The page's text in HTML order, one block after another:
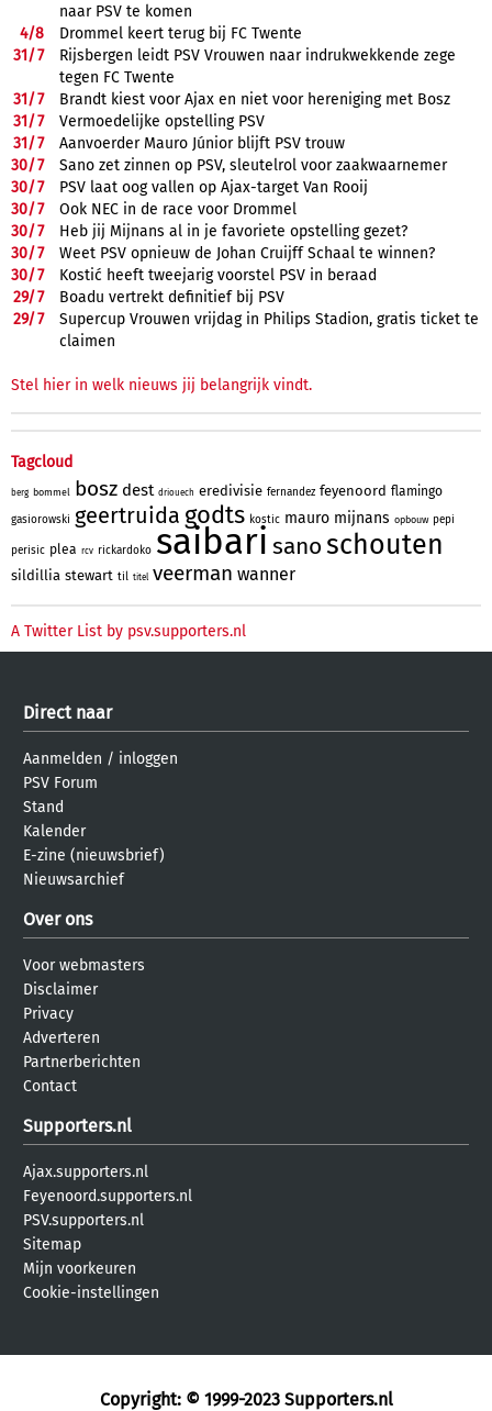
naar PSV te komen
4/8
Drommel keert terug bij FC Twente
31/7
Rijsbergen leidt PSV Vrouwen naar indrukwekkende zege
tegen FC Twente
31/7
Brandt kiest voor Ajax en niet voor hereniging met Bosz
31/7
Vermoedelijke opstelling PSV
31/7
Aanvoerder Mauro Júnior blijft PSV trouw
30/7
Sano zet zinnen op PSV, sleutelrol voor zaakwaarnemer
30/7
PSV laat oog vallen op Ajax-target Van Rooij
30/7
Ook NEC in de race voor Drommel
30/7
Heb jij Mijnans al in je favoriete opstelling gezet?
30/7
Weet PSV opnieuw de Johan Cruijff Schaal te winnen?
30/7
Kostić heeft tweejarig voorstel PSV in beraad
29/7
Boadu vertrekt definitief bij PSV
29/7
Supercup Vrouwen vrijdag in Philips Stadion, gratis ticket te
claimen
Stel hier in welk nieuws jij belangrijk vindt.
Tagcloud
berg bommel bosz dest driouech eredivisie fernandez feyenoord flamingo
gasiorowski geertruida godts kostic mauro mijnans opbouw pepi
perisic plea rcv rickardoko saibari sanoschouten
sildillia stewart til titel veerman wanner
A Twitter List by psv.supporters.nl
Direct naar
Aanmelden / inloggen
PSV Forum
Stand
Kalender
E-zine (nieuwsbrief)
Nieuwsarchief
Over ons
Voor webmasters
Disclaimer
Privacy
Adverteren
Partnerberichten
Contact
Supporters.nl
Ajax.supporters.nl
Feyenoord.supporters.nl
PSV.supporters.nl
Sitemap
Mijn voorkeuren
Cookie-instellingen
Copyright: © 1999-2023 Supporters.nl